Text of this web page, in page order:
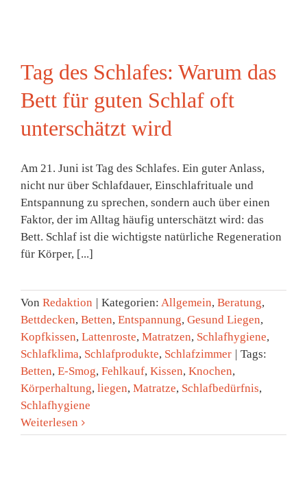
Tag des Schlafes: Warum das
Bett für guten Schlaf oft
unterschätzt wird
Am 21. Juni ist Tag des Schlafes. Ein guter Anlass,
nicht nur über Schlafdauer, Einschlafrituale und
Entspannung zu sprechen, sondern auch über einen
Faktor, der im Alltag häufig unterschätzt wird: das
Bett. Schlaf ist die wichtigste natürliche Regeneration
für Körper, [...]
Von Redaktion | Kategorien: Allgemein, Beratung,
Bettdecken, Betten, Entspannung, Gesund Liegen,
Kopfkissen, Lattenroste, Matratzen, Schlafhygiene,
Schlafklima, Schlafprodukte, Schlafzimmer | Tags:
Betten, E-Smog, Fehlkauf, Kissen, Knochen,
Körperhaltung, liegen, Matratze, Schlafbedürfnis,
Schlafhygiene
Weiterlesen